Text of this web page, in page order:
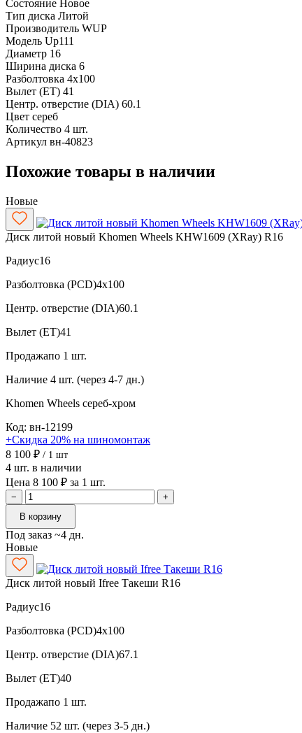
Состояние Новое
Тип диска Литой
Производитель WUP
Модель Up111
Диаметр 16
Ширина диска 6
Разболтовка 4x100
Вылет (ET) 41
Центр. отверстие (DIA) 60.1
Цвет сереб
Количество 4 шт.
Артикул вн-40823
Похожие товары в наличии
Новые
Диск литой новый Khomen Wheels KHW1609 (XRay) R16
Радиус16
Разболтовка (PCD)4x100
Центр. отверстие (DIA)60.1
Вылет (ET)41
Продажапо 1 шт.
Наличие 4 шт. (через 4-7 дн.)
Khomen Wheels сереб-хром
Код: вн-12199
+Скидка 20% на шиномонтаж
8 100 ₽ / 1 шт
4 шт. в наличии
Цена 8 100 ₽ за 1 шт.
−
+
В корзину
Под заказ ~4 дн.
Новые
Диск литой новый Ifree Такеши R16
Радиус16
Разболтовка (PCD)4x100
Центр. отверстие (DIA)67.1
Вылет (ET)40
Продажапо 1 шт.
Наличие 52 шт. (через 3-5 дн.)